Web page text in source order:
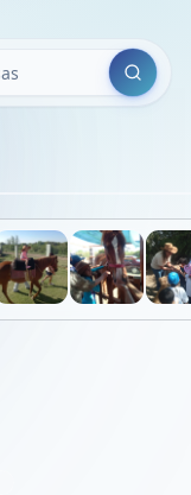
Buscar